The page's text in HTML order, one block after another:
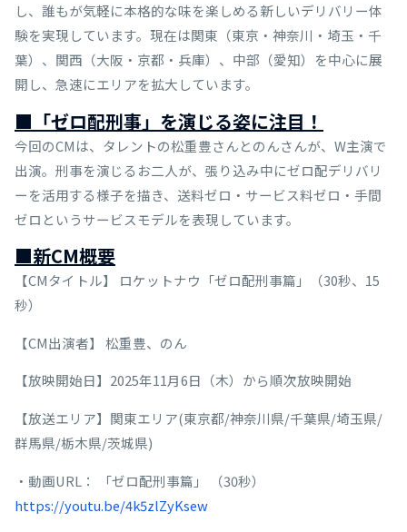
し、誰もが気軽に本格的な味を楽しめる新しいデリバリー体
験を実現しています。現在は関東（東京・神奈川・埼玉・千
葉）、関西（大阪・京都・兵庫）、中部（愛知）を中心に展
開し、急速にエリアを拡大しています。
■「ゼロ配刑事」を演じる姿に注目！
今回のCMは、タレントの松重豊さんとのんさんが、W主演で
出演。刑事を演じるお二人が、張り込み中にゼロ配デリバリ
ーを活用する様子を描き、送料ゼロ・サービス料ゼロ・手間
ゼロというサービスモデルを表現しています。
■新CM概要
【CMタイトル】 ロケットナウ「ゼロ配刑事篇」（30秒、15
秒）
【CM出演者】 松重豊、のん
【放映開始日】2025年11月6日（木）から順次放映開始
【放送エリア】関東エリア(東京都/神奈川県/千葉県/埼玉県/
群馬県/栃木県/茨城県)
・動画URL： 「ゼロ配刑事篇」 （30秒）
https://youtu.be/4k5zlZyKsew